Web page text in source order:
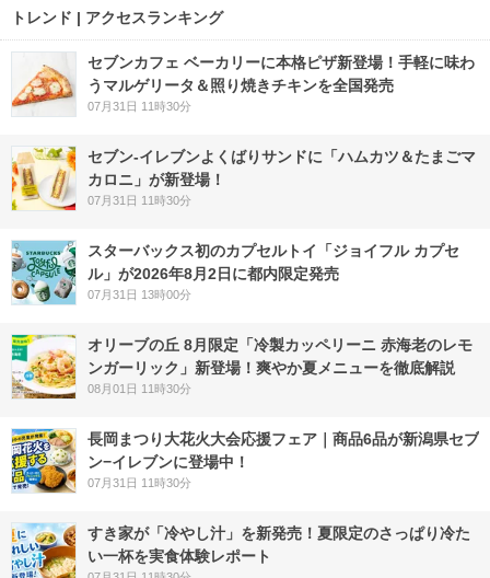
トレンド | アクセスランキング
セブンカフェ ベーカリーに本格ピザ新登場！手軽に味わ
うマルゲリータ＆照り焼きチキンを全国発売
07月31日 11時30分
セブン‐イレブンよくばりサンドに「ハムカツ＆たまごマ
カロニ」が新登場！
07月31日 11時30分
スターバックス初のカプセルトイ「ジョイフル カプセ
ル」が2026年8月2日に都内限定発売
07月31日 13時00分
オリーブの丘 8月限定「冷製カッペリーニ 赤海老のレモ
ンガーリック」新登場！爽やか夏メニューを徹底解説
08月01日 11時30分
長岡まつり大花火大会応援フェア｜商品6品が新潟県セブ
ン−イレブンに登場中！
07月31日 11時30分
すき家が「冷やし汁」を新発売！夏限定のさっぱり冷た
い一杯を実食体験レポート